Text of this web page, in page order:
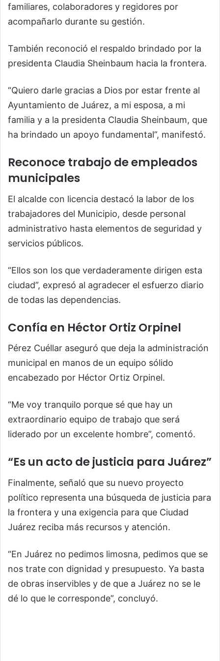
familiares, colaboradores y regidores por
acompañarlo durante su gestión.
También reconoció el respaldo brindado por la
presidenta Claudia Sheinbaum hacia la frontera.
“Quiero darle gracias a Dios por estar frente al
Ayuntamiento de Juárez, a mi esposa, a mi
familia y a la presidenta Claudia Sheinbaum, que
ha brindado un apoyo fundamental”, manifestó.
Reconoce trabajo de empleados
municipales
El alcalde con licencia destacó la labor de los
trabajadores del Municipio, desde personal
administrativo hasta elementos de seguridad y
servicios públicos.
“Ellos son los que verdaderamente dirigen esta
ciudad”, expresó al agradecer el esfuerzo diario
de todas las dependencias.
Confía en Héctor Ortiz Orpinel
Pérez Cuéllar aseguró que deja la administración
municipal en manos de un equipo sólido
encabezado por Héctor Ortiz Orpinel.
“Me voy tranquilo porque sé que hay un
extraordinario equipo de trabajo que será
liderado por un excelente hombre”, comentó.
“Es un acto de justicia para Juárez”
Finalmente, señaló que su nuevo proyecto
político representa una búsqueda de justicia para
la frontera y una exigencia para que Ciudad
Juárez reciba más recursos y atención.
“En Juárez no pedimos limosna, pedimos que se
nos trate con dignidad y presupuesto. Ya basta
de obras inservibles y de que a Juárez no se le
dé lo que le corresponde”, concluyó.